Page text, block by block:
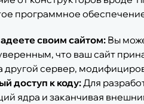
программное
своим сайтом:Вы
что ваш сайт
другой сервер,
доступ к коду:Для
ядра и заканчивая